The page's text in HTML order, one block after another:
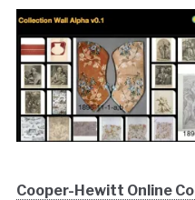
Cooper-Hewitt Online